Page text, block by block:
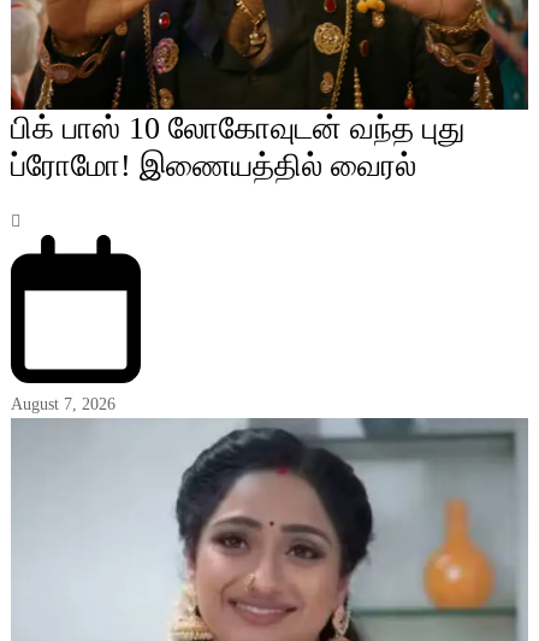
பிக் பாஸ் 10 லோகோவுடன் வந்த புது
ப்ரோமோ! இணையத்தில் வைரல்
August 7, 2026